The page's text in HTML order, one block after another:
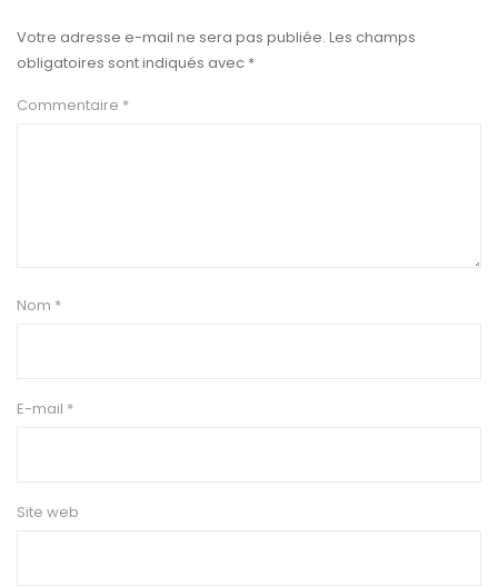
Votre adresse e-mail ne sera pas publiée. Les champs
obligatoires sont indiqués avec *
Commentaire *
Nom *
E-mail *
Site web